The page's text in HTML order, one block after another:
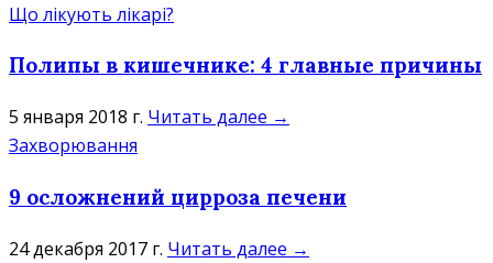
Що лікують лікарі?
Полипы в кишечнике: 4 главные причины
5 января 2018 г. Читать далее →
Захворювання
9 осложнений цирроза печени
24 декабря 2017 г. Читать далее →